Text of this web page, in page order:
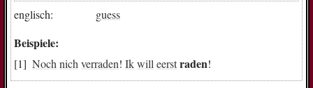
englisch:
guess
Beispiele:
Noch nich verraden! Ikwill eerstraden!